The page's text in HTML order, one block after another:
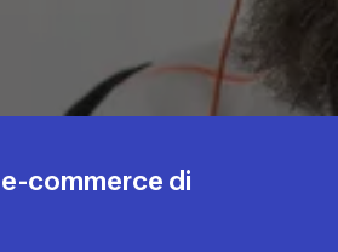
commerce di